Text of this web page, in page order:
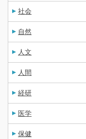
社会
自然
人文
人間
経研
医学
保健